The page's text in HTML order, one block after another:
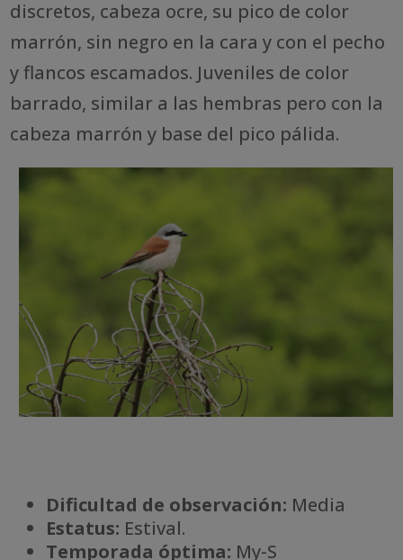
discretos, cabeza ocre, su pico de color
marrón, sin negro en la cara y con el pecho
y flancos escamados. Juveniles de color
barrado, similar a las hembras pero con la
cabeza marrón y base del pico pálida.
Dificultad de observación: Media
Estatus: Estival.
Temporada óptima: My-S